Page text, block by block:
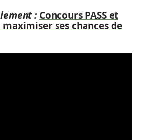
: Concours PASS et
ses chances de